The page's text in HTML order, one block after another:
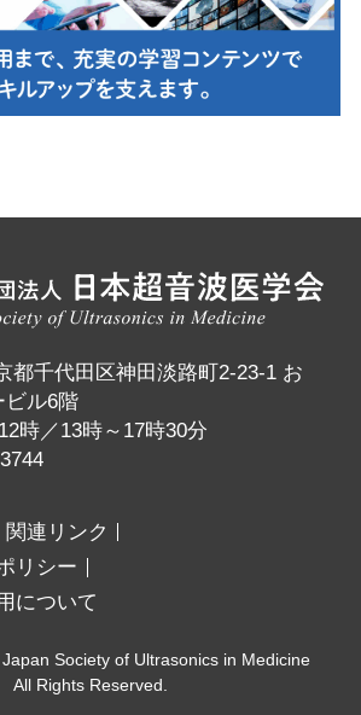
都千代田区神田淡路町2-23-1 お
ビル6階
時／13時～17時30分
関連リンク
リシー
について
Society of Ultrasonics in Medicine
All Rights Reserved.